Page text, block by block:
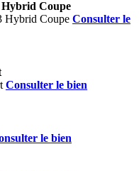
Coupe
Consulter le
Consulter le bien
le bien